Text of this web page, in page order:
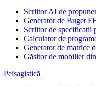
Scriitor AI de
Generator de Buget
Scriitor de specificații
Calculator de
Generator de matrice
Găsitor de mobilier
Peisagistică